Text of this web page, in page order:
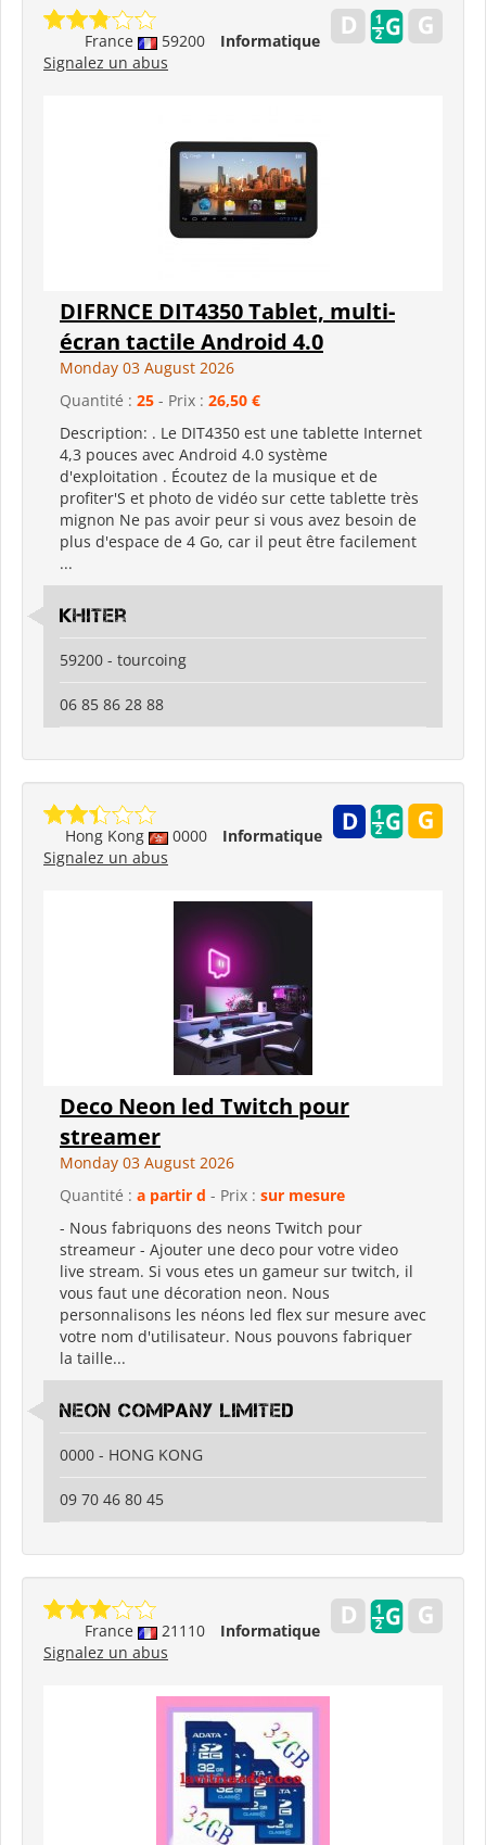
France 59200
Informatique
Signalez un abus
DIFRNCE DIT4350 Tablet, multi-
écran tactile Android 4.0
Monday 03 August 2026
Quantité : 25 - Prix : 26,50 €
Description: . Le DIT4350 est une tablette Internet
4,3 pouces avec Android 4.0 système
d'exploitation . Écoutez de la musique et de
profiter'S et photo de vidéo sur cette tablette très
mignon Ne pas avoir peur si vous avez besoin de
plus d'espace de 4 Go, car il peut être facilement
...
khiter
59200 - tourcoing
06 85 86 28 88
Hong Kong 0000
Informatique
Signalez un abus
Deco Neon led Twitch pour
streamer
Monday 03 August 2026
Quantité : a partir d - Prix : sur mesure
- Nous fabriquons des neons Twitch pour
streameur - Ajouter une deco pour votre video
live stream. Si vous etes un gameur sur twitch, il
vous faut une décoration neon. Nous
personnalisons les néons led flex sur mesure avec
votre nom d'utilisateur. Nous pouvons fabriquer
la taille...
Neon Company Limited
0000 - HONG KONG
09 70 46 80 45
France 21110
Informatique
Signalez un abus